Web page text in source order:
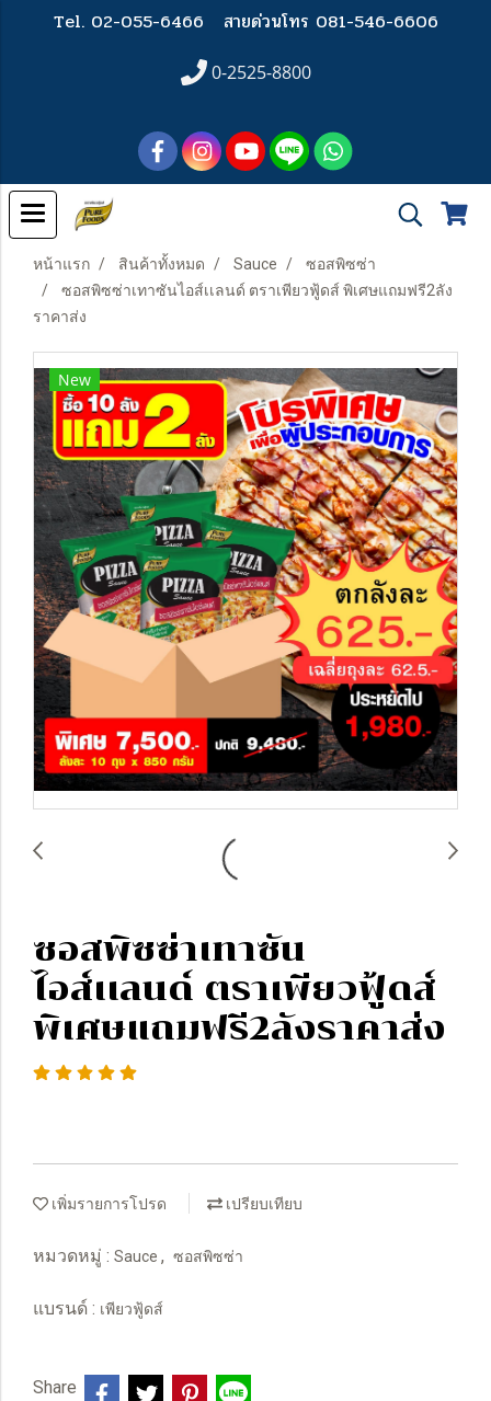
Tel. 02-055-6466 สายด่วนโทร 081-546-6606
0-2525-8800
หน้าแรก สินค้าทั้งหมด Sauce
ซอสพิซซ่า
ซอสพิซซ่าเทาซันไอส์เเลนด์ ตราเพียวฟู้ดส์ พิเศษแถมฟรี2ลัง
ราคาส่ง
New
ซอสพิซซ่าเทาซัน
ไอส์เเลนด์ ตราเพียวฟู้ดส์
พิเศษแถมฟรี2ลังราคาส่ง
เพิ่มรายการโปรด เปรียบเทียบ
หมวดหมู่ : Sauce , ซอสพิซซ่า
แบรนด์ : เพียวฟู้ดส์
Share